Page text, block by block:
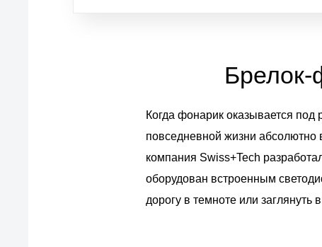
Брелок-
Когда фонарик оказывается
повседневной жизни абсолютно
компания Swiss+Tech
оборудован встроенным
дорогу в темноте или